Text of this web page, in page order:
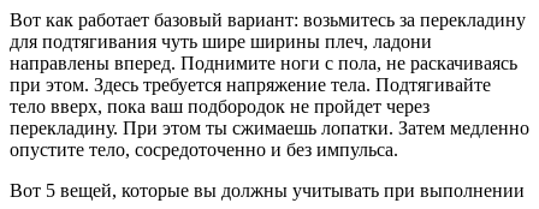
Вот как работает базовый вариант: возьмитесь за перекладину
для подтягивания чуть шире ширины плеч, ладони
направлены вперед. Поднимите ноги с пола, не раскачиваясь
при этом. Здесь требуется напряжение тела. Подтягивайте
тело вверх, пока ваш подбородок не пройдет через
перекладину. При этом ты сжимаешь лопатки. Затем медленно
опустите тело, сосредоточенно и без импульса.
Вот 5 вещей, которые вы должны учитывать при выполнении